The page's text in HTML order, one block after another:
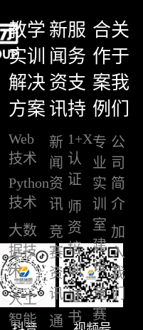
教学
实训
解决
方案
Web
技术
Python
技术
大数
据技
术
人工
智能
新
闻
资
讯
新
闻
资
讯
竞
赛
资
讯
通
服
务
支
持
1+X
认
证
师
资
培
训
证
书
合
作
案
例
专
业
实
训
室
建
设
竞
赛
关
于
我
们
公
司
简
介
加
入
我
们